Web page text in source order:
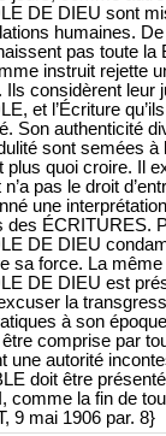
DE DIEU sont
humaines.
pas toute
instruit rejette
Ils considèrent
et l’Écriture
Son authenticité
sont semées
plus quoi croire. Il
n’a pas le droit
une
des ÉCRITURES.
DE DIEU
sa force. La même
DE DIEU est
la
à son
comprise par
une autorité
doit être
comme la fin de
9 mai 1906 par. 8}